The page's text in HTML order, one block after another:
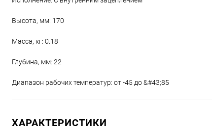
Высота, мм: 170
Масса, кг: 0.18
Глубина, мм: 22
Диапазон рабочих температур: от -45 до &#43;85
ХАРАКТЕРИСТИКИ